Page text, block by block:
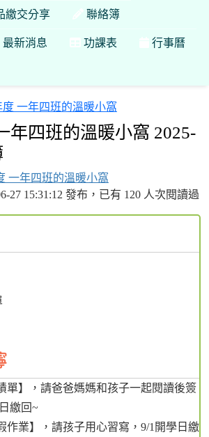
繳交分享 聯絡簿
最新消息 功課表 行事曆
年四班的溫暖小窩 2025-
一年四班的溫暖小窩
27 15:31:12 發布，已有 120 人次閱讀過
單】，請爸爸媽媽和孩子一起閱讀後簽
繳回~
作業】，請孩子用心習寫，9/1開學日繳